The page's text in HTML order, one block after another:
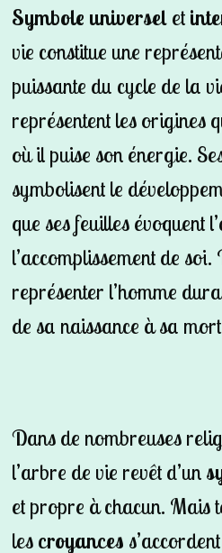
Symbole universel et
vie constitue une
puissante du cycle de la
représentent les origines
où il puise son énergie.
symbolisent le
que ses feuilles évoquent
l’accomplissement de
représenter l’homme
de sa naissance à sa
Dans de nombreuses
l’arbre de vie revêt d’un
et propre à chacun. Mais
les croyances